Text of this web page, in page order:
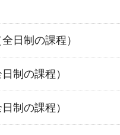
日制の課程）
制の課程）
制の課程）